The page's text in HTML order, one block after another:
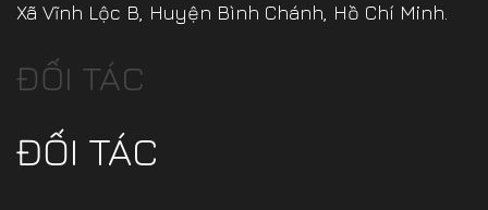
Xã Vĩnh Lộc B, Huyện Bình Chánh, Hồ Chí Minh.
ĐỐI TÁC
ĐỐI TÁC